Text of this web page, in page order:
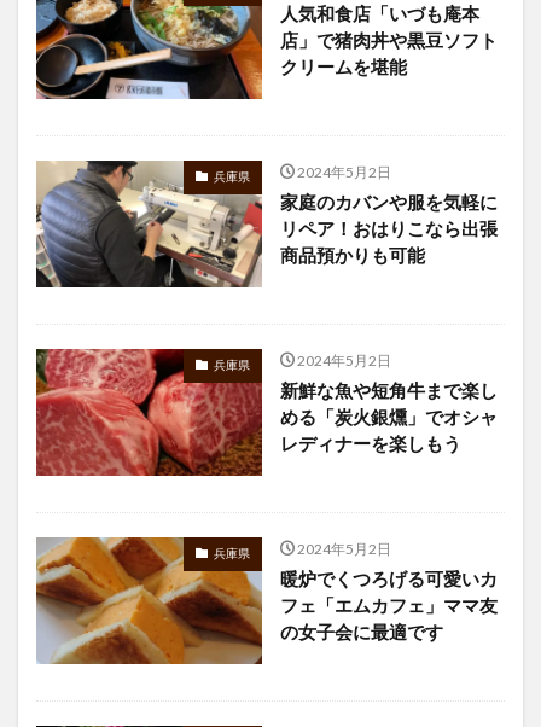
人気和食店「いづも庵本
店」で猪肉丼や黒豆ソフト
クリームを堪能
兵庫県 2024年5月2日
家庭のカバンや服を気軽に
リペア！おはりこなら出張
商品預かりも可能
兵庫県 2024年5月2日
新鮮な魚や短角牛まで楽し
める「炭火銀燻」でオシャ
レディナーを楽しもう
兵庫県 2024年5月2日
暖炉でくつろげる可愛いカ
フェ「エムカフェ」ママ友
の女子会に最適です